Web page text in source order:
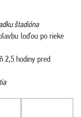
štadióna
loďou po rieke
2,5 hodiny pred